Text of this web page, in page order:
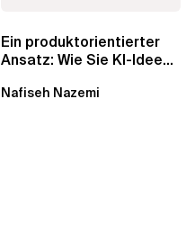
Ein produktorientierter
Ansatz: Wie Sie KI-Ideen
Geschäftswert...
Nafiseh Nazemi